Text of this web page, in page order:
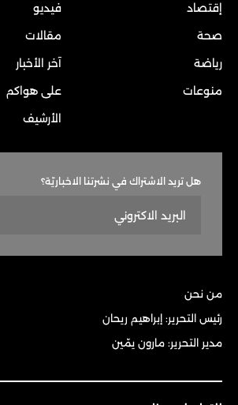
إقتصاد
صحة
رياضة
منوعات
فيديو
مقالات
آخر الأخبار
على هواكم
الأرشيف
هل تريد الاشتراك في نشرتنا الاخباريّة؟
من نحن
رئيس التحرير: إبراهيم ريحان
مدير التحرير: مارون يمّين